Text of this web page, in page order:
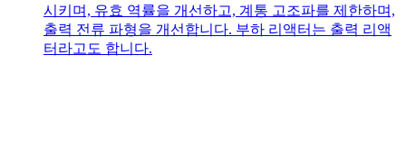
시키며, 유효 역률을 개선하고, 계통 고조파를 제한하며,
출력 전류 파형을 개선합니다. 부하 리액터는 출력 리액
터라고도 합니다.